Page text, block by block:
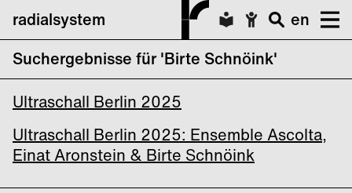
radialsystem
en
Suchergebnisse für 'Birte Schnöink'
*RESET*: Ein feministischer Tauchgang
Ultraschall Berlin 2025
Ultraschall Berlin 2025: Ensemble Ascolta,
Einat Aronstein & Birte Schnöink